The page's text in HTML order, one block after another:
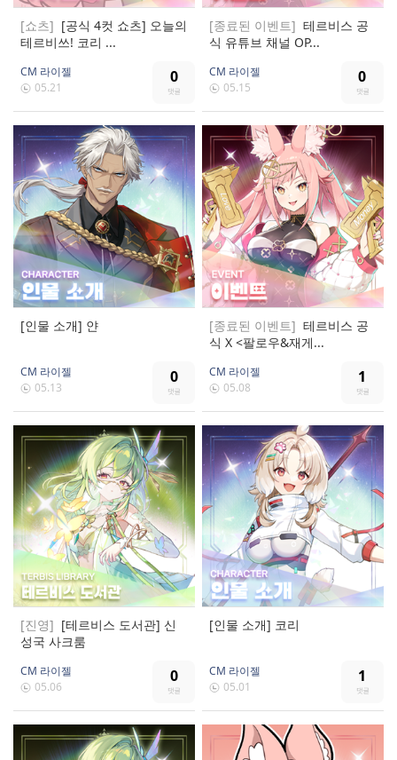
[쇼츠] [공식 4컷 쇼츠] 오늘의
테르비쓰! 코리 ...
0
CM 라이젤
05.21
[종료된 이벤트] 테르비스 공
식 유튜브 채널 OP...
0
CM 라이젤
05.15
[인물 소개] 얀
0
CM 라이젤
05.13
[종료된 이벤트] 테르비스 공
식 X <팔로우&재게...
1
CM 라이젤
05.08
[진영] [테르비스 도서관] 신
성국 사크룸
0
CM 라이젤
05.06
[인물 소개] 코리
1
CM 라이젤
05.01